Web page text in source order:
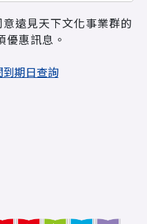
遠見天下文化事業群的
優惠訊息。
期日查詢